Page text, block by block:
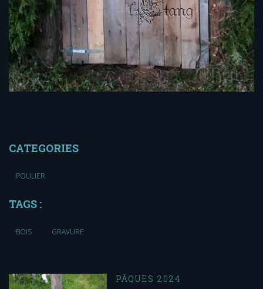
CATEGORIES
POULIER
TAGS :
BOIS GRAVURE
PÂQUES 2024